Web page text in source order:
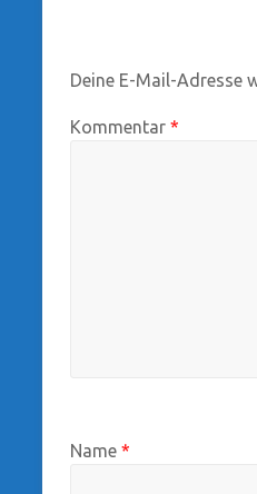
Deine E-Mail-Adresse
Kommentar *
Name *